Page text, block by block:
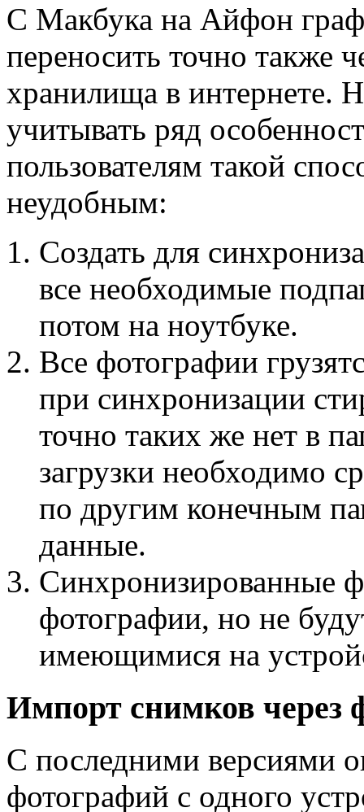
С Макбука на Айфон
переносить точно также
хранилища в интернете.
учитывать ряд
пользователям такой
неудобным:
Создать для
все необходимые
потом на ноутбуке.
Все фотографии
при синхронизации
точно таких же нет в
загрузки необходимо
по другим конечным
данные.
Синхронизированные
фотографии, но не
имеющимися на
Импорт снимков через
С последними версиями
фотографий с одного